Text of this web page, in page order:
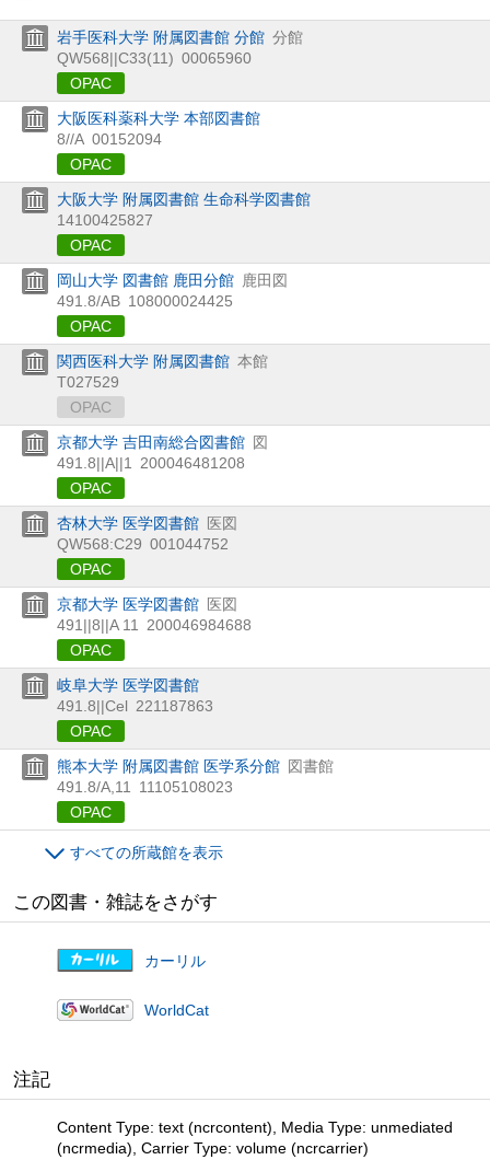
岩手医科大学 附属図書館 分館 分館
QW568||C33(11) 00065960
OPAC
大阪医科薬科大学 本部図書館
8//A 00152094
OPAC
大阪大学 附属図書館 生命科学図書館
14100425827
OPAC
岡山大学 図書館 鹿田分館 鹿田図
491.8/AB 108000024425
OPAC
関西医科大学 附属図書館 本館
T027529
OPAC
京都大学 吉田南総合図書館 図
491.8||A||1
200046481208
OPAC
杏林大学 医学図書館 医図
QW568:C29 001044752
OPAC
京都大学 医学図書館 医図
491||8||A 11
200046984688
OPAC
岐阜大学 医学図書館
491.8||Cel 221187863
OPAC
熊本大学 附属図書館 医学系分館 図書館
491.8/A,11
11105108023
OPAC
すべての所蔵館を表示
この図書・雑誌をさがす
カーリル
WorldCat
注記
Content Type: text (ncrcontent), Media Type: unmediated
(ncrmedia), Carrier Type: volume (ncrcarrier)